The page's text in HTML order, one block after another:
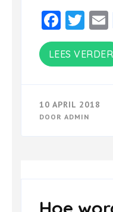
LEES VERDER
10 APRIL 2018
DOOR ADMIN